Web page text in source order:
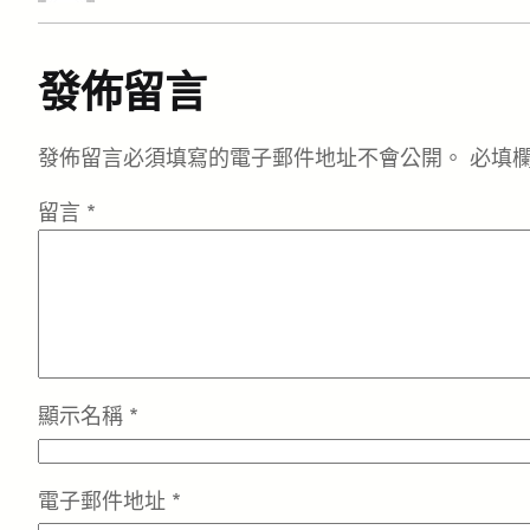
發佈留言
發佈留言必須填寫的電子郵件地址不會公開。 必填
留言 *
顯示名稱 *
電子郵件地址 *